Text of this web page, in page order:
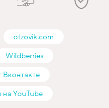
otzovik.com
Wildberries
Вконтакте
YouTube